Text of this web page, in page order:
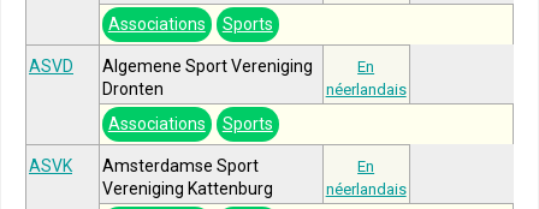
Associations Sports
ASVD
Algemene Sport Vereniging
Dronten
En
néerlandais
Associations Sports
ASVK
Amsterdamse Sport
Vereniging Kattenburg
En
néerlandais